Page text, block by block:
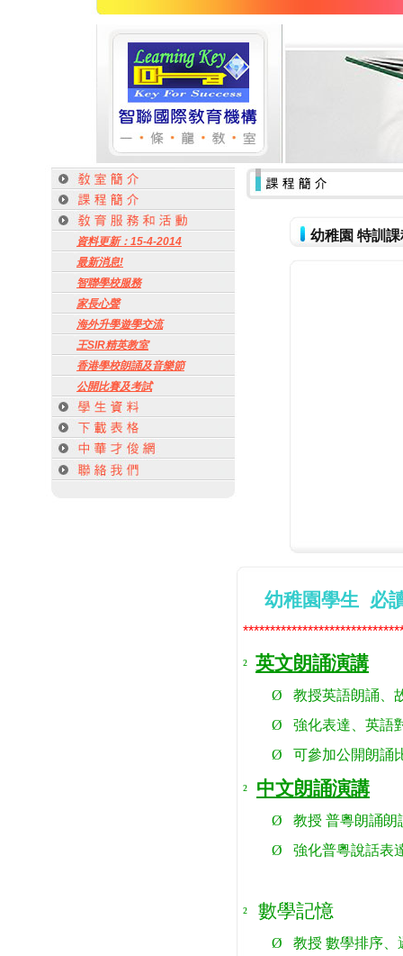
資料更新：15-4-2014
最新消息!
智聯學校服務
家長心聲
海外升學遊學交流
王SIR精英教室
香港學校朗誦及音樂節
公開比賽及考試
幼稚園 特訓課
幼稚園學生 必
² 英文朗誦演講
Ø
教授英語朗誦、
Ø
強化表達、英語
Ø
可參加公開朗誦
² 中文朗誦演講
Ø
教授 普粵朗誦朗
Ø
強化普粵說話表
² 數學記憶
Ø
教授 數學排序、